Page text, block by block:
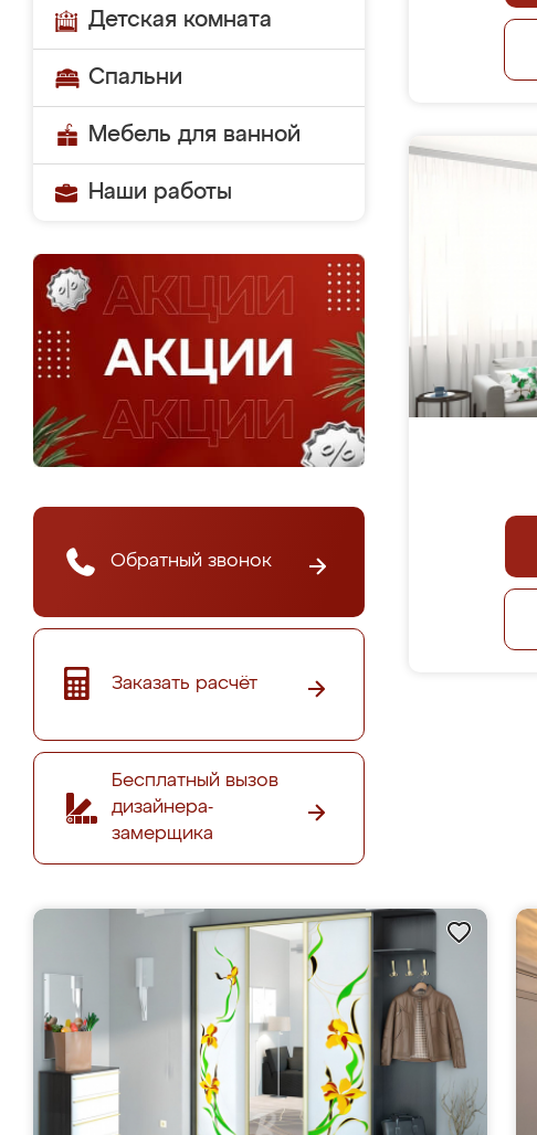
Детская комната
Спальни
Мебель для ванной
Наши работы
Обратный звонок
Заказать расчёт
Бесплатный вызов
дизайнера-
замерщика